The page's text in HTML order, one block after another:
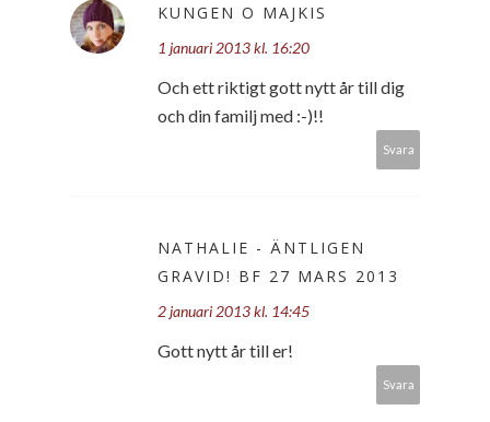
KUNGEN O MAJKIS
1 januari 2013 kl. 16:20
Och ett riktigt gott nytt år till dig
och din familj med :-)!!
Svara
NATHALIE - ÄNTLIGEN
GRAVID! BF 27 MARS 2013
2 januari 2013 kl. 14:45
Gott nytt år till er!
Svara